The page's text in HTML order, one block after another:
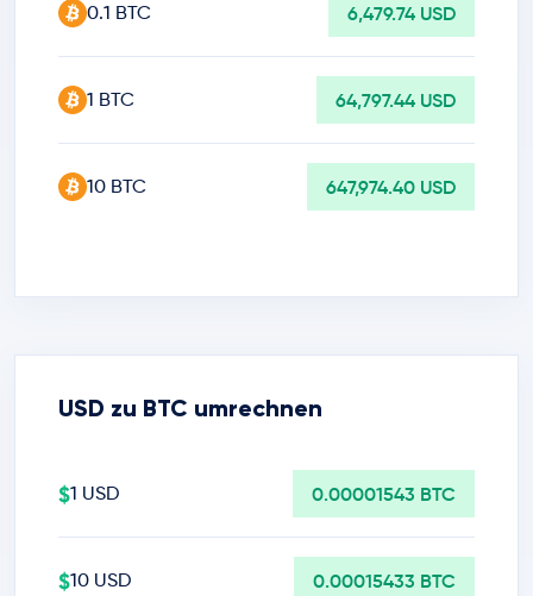
0.1 BTC 6,479.74 USD
1 BTC 64,797.44 USD
10 BTC 647,974.40 USD
USD zu BTC umrechnen
$1 USD 0.00001543 BTC
$10 USD 0.00015433 BTC